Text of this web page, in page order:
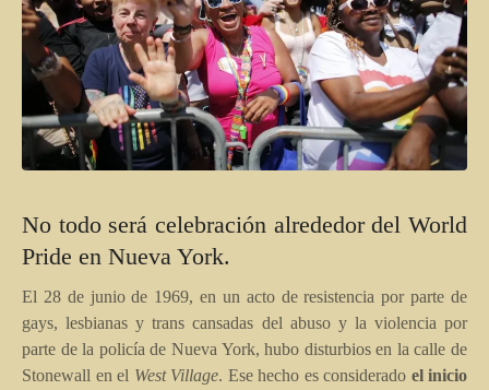
No todo será celebración alrededor del World
Pride en Nueva York.
El 28 de junio de 1969, en un acto de resistencia por parte de
gays, lesbianas y trans cansadas del abuso y la violencia por
parte de la policía de Nueva York, hubo disturbios en la calle de
Stonewall en el West Village. Ese hecho es considerado el inicio